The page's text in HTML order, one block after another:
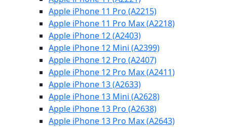
Apple iPhone 11 Pro (A2215)
Apple iPhone 11 Pro Max (A2218)
Apple iPhone 12 (A2403)
Apple iPhone 12 Mini (A2399)
Apple iPhone 12 Pro (A2407)
Apple iPhone 12 Pro Max (A2411)
Apple iPhone 13 (A2633)
Apple iPhone 13 Mini (A2628)
Apple iPhone 13 Pro (A2638)
Apple iPhone 13 Pro Max (A2643)